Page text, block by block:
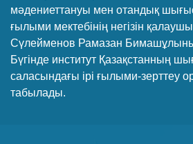
мәдениеттануы мен отандық
ғылыми мектебінің негізін
Сүлейменов Рамазан Бимашұлының
Бүгінде институт Қазақстанның
саласындағы ірі ғылыми-зерттеу
табылады.